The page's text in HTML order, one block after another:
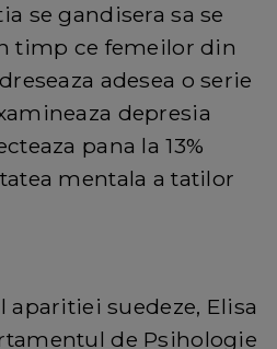
se gandisera sa se
timp ce femeilor din
adesea o serie
depresia
pana la 13%
mentala a tatilor
suedeze, Elisa
de Psihologie